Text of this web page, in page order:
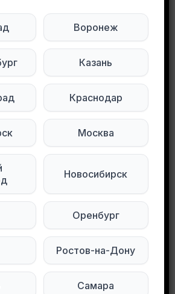
на нас в социальных
130 просмотров
в этом городе
Воронеж
Казань
Краснодар
Москва
Новосибирск
Оренбург
Ростов-на-Дону
Самара